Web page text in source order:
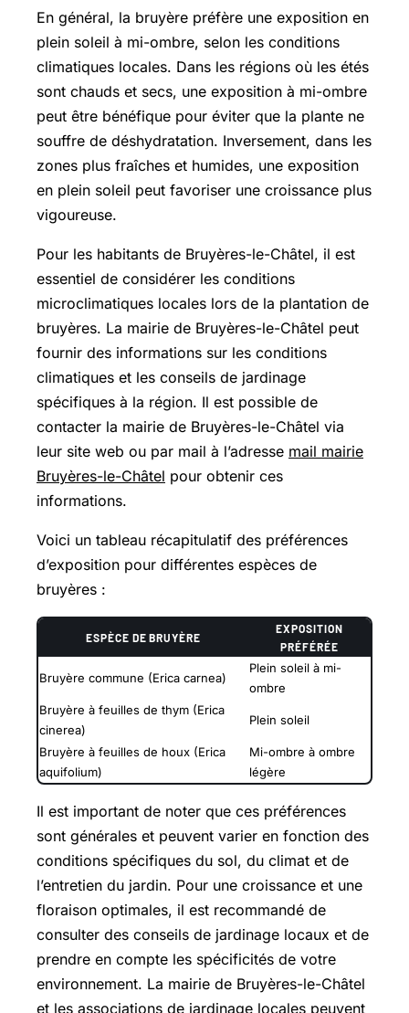
En général, la bruyère préfère une exposition en
plein soleil à mi-ombre, selon les conditions
climatiques locales. Dans les régions où les étés
sont chauds et secs, une exposition à mi-ombre
peut être bénéfique pour éviter que la plante ne
souffre de déshydratation. Inversement, dans les
zones plus fraîches et humides, une exposition
en plein soleil peut favoriser une croissance plus
vigoureuse.
Pour les habitants de Bruyères-le-Châtel, il est
essentiel de considérer les conditions
microclimatiques locales lors de la plantation de
bruyères. La mairie de Bruyères-le-Châtel peut
fournir des informations sur les conditions
climatiques et les conseils de jardinage
spécifiques à la région. Il est possible de
contacter la mairie de Bruyères-le-Châtel via
leur site web ou par mail à l’adresse mail mairie
Bruyères-le-Châtel pour obtenir ces
informations.
Voici un tableau récapitulatif des préférences
d’exposition pour différentes espèces de
bruyères :
ESPÈCE DE BRUYÈRE
EXPOSITION
PRÉFÉRÉE
Bruyère commune (Erica carnea)
Plein soleil à mi-
ombre
Bruyère à feuilles de thym (Erica
cinerea)
Plein soleil
Bruyère à feuilles de houx (Erica
aquifolium)
Mi-ombre à ombre
légère
Il est important de noter que ces préférences
sont générales et peuvent varier en fonction des
conditions spécifiques du sol, du climat et de
l’entretien du jardin. Pour une croissance et une
floraison optimales, il est recommandé de
consulter des conseils de jardinage locaux et de
prendre en compte les spécificités de votre
environnement. La mairie de Bruyères-le-Châtel
et les associations de jardinage locales peuvent